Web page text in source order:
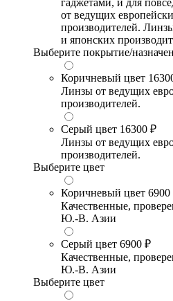
гаджетами, и для
от ведущих
производителей.
и японских
Выберите покрытие/
Коричневый цвет
Линзы от ведущих
производителей.
Серый цвет 16300 ₽
Линзы от ведущих
производителей.
Выберите цвет
Коричневый цвет 6900
Качественные,
Ю.-В. Азии
Серый цвет 6900 ₽
Качественные,
Ю.-В. Азии
Выберите цвет